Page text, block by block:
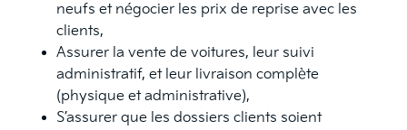
neufs et négocier les prix de reprise avec les
clients,
Assurer la vente de voitures, leur suivi
administratif, et leur livraison complète
(physique et administrative),
S’assurer que les dossiers clients soient